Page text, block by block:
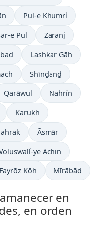
Pul-e Khumrí
e Pul Zaranj
Lashkar Gāh
Shīnḏanḏ
Qarāwul Nahrín
Karukh
Āsmār
ye Achin
Fayrōz Kōh Mīrābād
en
en orden